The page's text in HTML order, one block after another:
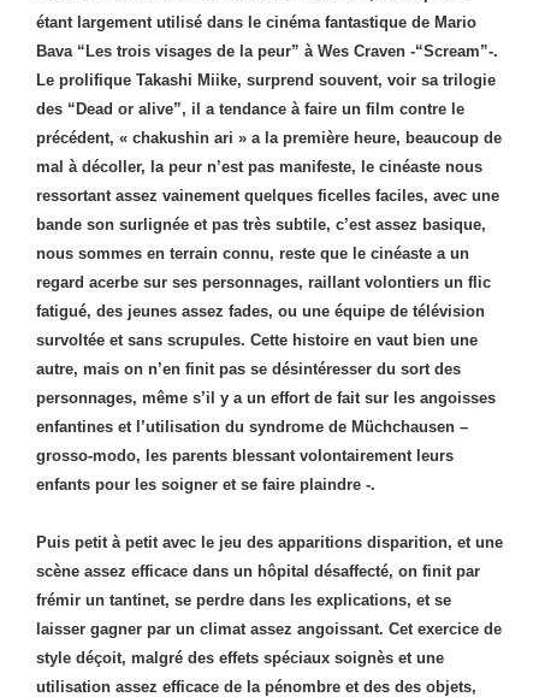
étant largement utilisé dans le cinéma fantastique de Mario
Bava “Les trois visages de la peur” à Wes Craven -“Scream”-.
Le prolifique Takashi Miike, surprend souvent, voir sa trilogie
des “Dead or alive”, il a tendance à faire un film contre le
précédent, « chakushin ari » a la première heure, beaucoup de
mal à décoller, la peur n’est pas manifeste, le cinéaste nous
ressortant assez vainement quelques ficelles faciles, avec une
bande son surlignée et pas très subtile, c’est assez basique,
nous sommes en terrain connu, reste que le cinéaste a un
regard acerbe sur ses personnages, raillant volontiers un flic
fatigué, des jeunes assez fades, ou une équipe de télévision
survoltée et sans scrupules. Cette histoire en vaut bien une
autre, mais on n’en finit pas se désintéresser du sort des
personnages, même s’il y a un effort de fait sur les angoisses
enfantines et l’utilisation du syndrome de Müchchausen –
grosso-modo, les parents blessant volontairement leurs
enfants pour les soigner et se faire plaindre -.
Puis petit à petit avec le jeu des apparitions disparition, et une
scène assez efficace dans un hôpital désaffecté, on finit par
frémir un tantinet, se perdre dans les explications, et se
laisser gagner par un climat assez angoissant. Cet exercice de
style déçoit, malgré des effets spéciaux soignès et une
utilisation assez efficace de la pénombre et des des objets,